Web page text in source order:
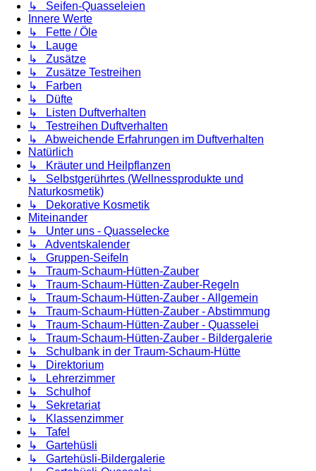
↳ Seifen-Quasseleien
Innere Werte
↳ Fette / Öle
↳ Lauge
↳ Zusätze
↳ Zusätze Testreihen
↳ Farben
↳ Düfte
↳ Listen Duftverhalten
↳ Testreihen Duftverhalten
↳ Abweichende Erfahrungen im Duftverhalten
Natürlich
↳ Kräuter und Heilpflanzen
↳ Selbstgerührtes (Wellnessprodukte und
Naturkosmetik)
↳ Dekorative Kosmetik
Miteinander
↳ Unter uns - Quasselecke
↳ Adventskalender
↳ Gruppen-Seifeln
↳ Traum-Schaum-Hütten-Zauber
↳ Traum-Schaum-Hütten-Zauber-Regeln
↳ Traum-Schaum-Hütten-Zauber - Allgemein
↳ Traum-Schaum-Hütten-Zauber - Abstimmung
↳ Traum-Schaum-Hütten-Zauber - Quasselei
↳ Traum-Schaum-Hütten-Zauber - Bildergalerie
↳ Schulbank in der Traum-Schaum-Hütte
↳ Direktorium
↳ Lehrerzimmer
↳ Schulhof
↳ Sekretariat
↳ Klassenzimmer
↳ Tafel
↳ Gartehüsli
↳ Gartehüsli-Bildergalerie